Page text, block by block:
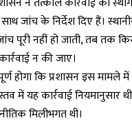
जांच के निर्देश दिए हैं।
पूरी नहीं हो जाती, तब तक
न की जाए।
होगा कि प्रशासन इस
में यह कार्रवाई नियमानुसार
मिलीभगत थी।